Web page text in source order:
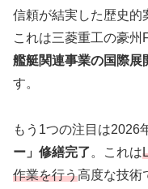
信頼が結実した歴史的
これは三菱重工の豪州
艦艇関連事業の国際展
す。
もう1つの注目は2026
ー」修繕完了。これは
作業を行う高度な技術